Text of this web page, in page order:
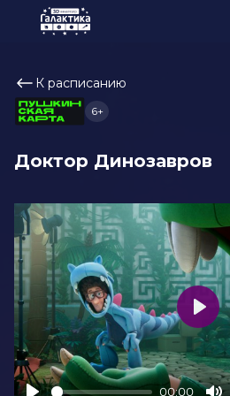
К расписанию
Доктор Динозавров
6+
00:00
Play